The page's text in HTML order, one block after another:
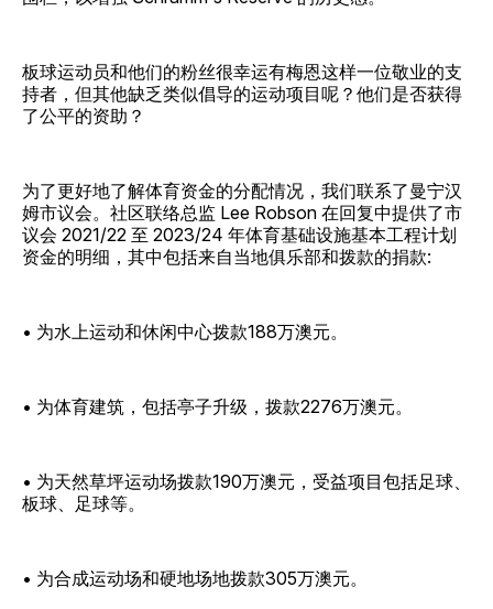
板球运动员和他们的粉丝很幸运有梅恩这样一位敬业的支
持者，但其他缺乏类似倡导的运动项目呢？他们是否获得
了公平的资助？
为了更好地了解体育资金的分配情况，我们联系了曼宁汉
姆市议会。社区联络总监 Lee Robson 在回复中提供了市
议会 2021/22 至 2023/24 年体育基础设施基本工程计划
资金的明细，其中包括来自当地俱乐部和拨款的捐款:
• 为水上运动和休闲中心拨款188万澳元。
• 为体育建筑，包括亭子升级，拨款2276万澳元。
• 为天然草坪运动场拨款190万澳元，受益项目包括足球、
板球、足球等。
• 为合成运动场和硬地场地拨款305万澳元。